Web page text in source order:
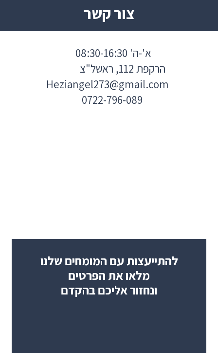
להתייעצות עם המומחים שלנו
מלאו את הפרטים
ונחזור אליכם בהקדם
0722-796-089
Heziangel273@gmail.com
הרקפת 112, ראשל"צ
א'-ה' 08:30-16:30
צור קשר